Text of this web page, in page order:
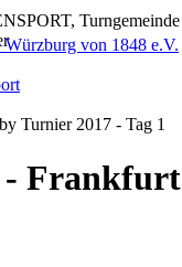
Würzburg von 1848 e.V.
Turnier 2017 - Tag 1
- Frankfurt